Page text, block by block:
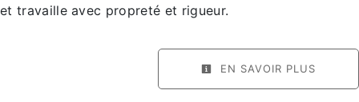
et travaille avec propreté et rigueur.
EN SAVOIR PLUS